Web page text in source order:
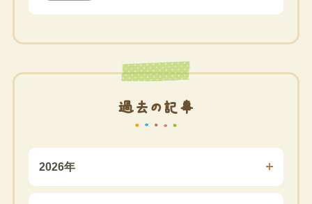
過去の記事
2026年